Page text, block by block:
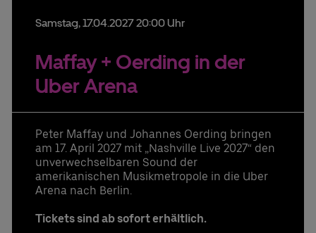
Samstag,17.04.202720:00 Uhr
Maffay + Oerding in der
Uber Arena
Peter Maffay und Johannes Oerding bringen
am 17. April 2027 mit „Nashville Live 2027“ den
unverwechselbaren Sound der
amerikanischen Musikmetropole in die Uber
Arena nach Berlin.
Tickets sind ab sofort erhältlich.